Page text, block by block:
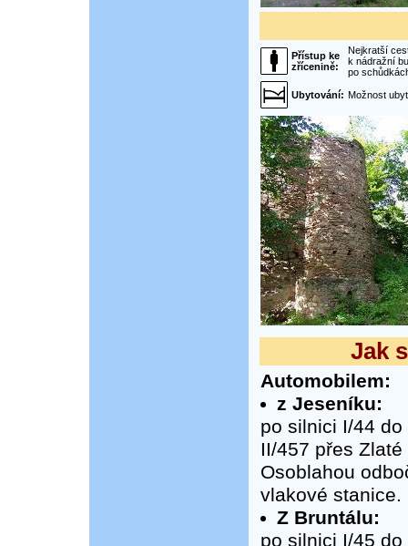
Přístup ke
zřícenině:
Nejkratší
k nádražní
po
Ubytování: Možnost
Jak
Automobilem:
z Jeseníku:
po silnici I/44
II/457 přes
Osoblahou
vlakové stanice.
Z Bruntálu:
po silnici I/45